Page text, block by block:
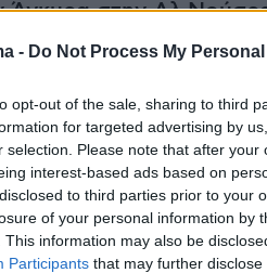
- Do Not Process My
opt-out of the sale, sharing to third
for targeted advertising by
selection. Please note that after
interest-based ads based on
to third parties prior to your
of your personal information by
This information may also be
Participants that may further
Άγκυρα στην Αλ
του βίντεο οΠεκέρ
παραβιάζοντας
στην ισλαμιστική
μάχεται στηΣυρία
και θεωρείται
τις